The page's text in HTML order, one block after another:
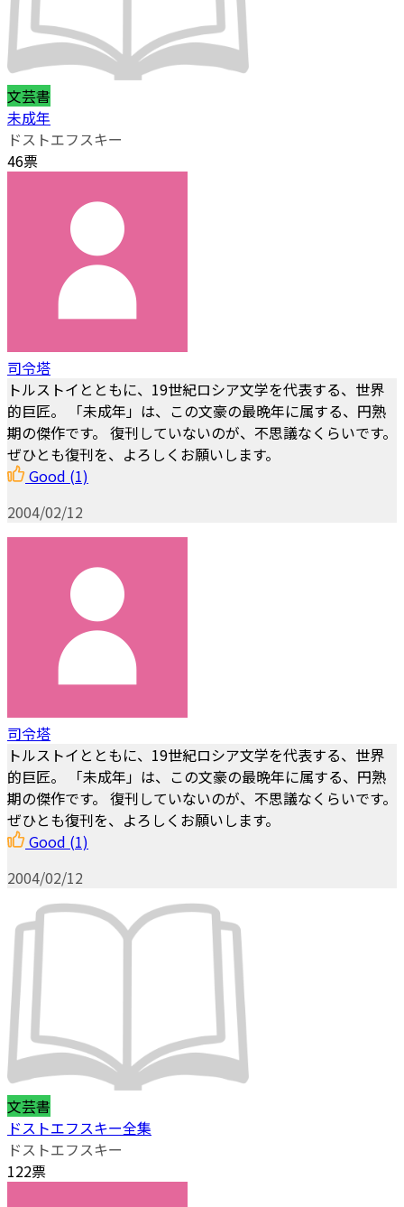
文芸書
未成年
ドストエフスキー
46票
司令塔
トルストイとともに、19世紀ロシア文学を代表する、世界
的巨匠。 「未成年」は、この文豪の最晩年に属する、円熟
期の傑作です。 復刊していないのが、不思議なくらいです。
ぜひとも復刊を、よろしくお願いします。
Good (1)
2004/02/12
司令塔
トルストイとともに、19世紀ロシア文学を代表する、世界
的巨匠。 「未成年」は、この文豪の最晩年に属する、円熟
期の傑作です。 復刊していないのが、不思議なくらいです。
ぜひとも復刊を、よろしくお願いします。
Good (1)
2004/02/12
文芸書
ドストエフスキー全集
ドストエフスキー
122票